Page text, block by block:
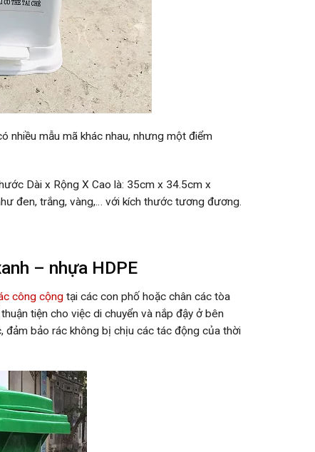
nhiều mẫu mã khác nhau, nhưng một điểm
Dài x Rộng X Cao là: 35cm x 34.5cm x
đen, trắng, vàng,… với kích thước tương đương.
– nhựa HDPE
công cộng tại các con phố hoặc chân các tòa
tiện cho việc di chuyển và nắp đậy ở bên
bảo rác không bị chịu các tác động của thời